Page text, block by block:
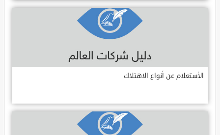
الأستعلام عن أنواع الاهتلاك